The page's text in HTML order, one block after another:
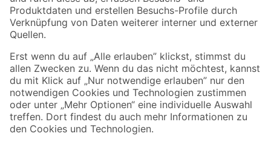
Sicher einkaufen
Jetzt die toom-App herunterladen